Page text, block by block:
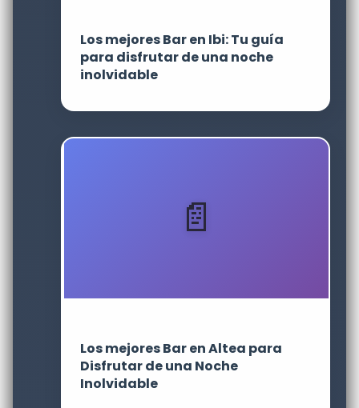
Los mejores Bar en Ibi: Tu guía
para disfrutar de una noche
inolvidable
Los mejores Bar en Altea para
Disfrutar de una Noche
Inolvidable